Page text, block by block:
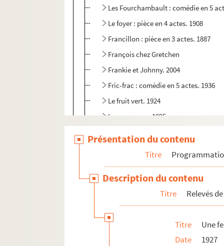
Les Fourchambault : comédie en 5
Le foyer : pièce en 4 actes. 1908
Francillon : pièce en 3 actes. 1887
François chez Gretchen
Frankie et Johnny. 2004
Fric-frac : comédie en 5 actes. 1936
Le fruit vert. 1924
Les gagneurs. 1995
Le garçon d'appartement. 1980
La garçonnière. 1898
Un gentilhomme : comédie en 1 acte.
Georgette Lemeunier. 1898
La gloire du sabre : drame en 1 acte.
Présentation du contenu
Titre
Description du contenu
Titre Relevés
Titre
Une
Date
1927